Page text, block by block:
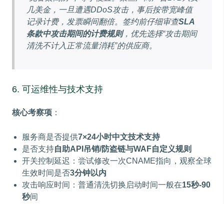
几美金，一旦遭遇DDoS攻击，事后按带宽峰值
记录计费，发票瞬间翻倍。签约前仔细审查SLA
条款中攻击期间的计费规则，优先选择“攻击期间
清洗不计入正常流量消耗”的供应商。
6. 可运维性与技术支持
核心考察项 ：
服务商是否提供7×24小时中文技术支持
是否支持自助API吊销/防盗链与WAF自定义规则
开关控制延迟：尝试修改一次CNAME指向，观察全球
生效时间是否3分钟以内
攻击响应时间：普通清洗切换启动时间一般在15秒-90
秒间